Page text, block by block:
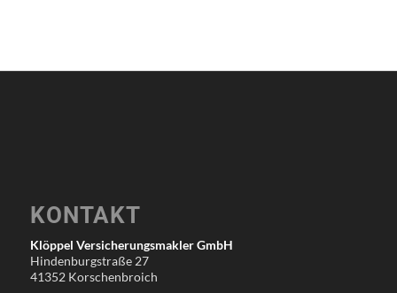
KONTAKT
Klöppel Versicherungsmakler GmbH
Hindenburgstraße 27
41352 Korschenbroich